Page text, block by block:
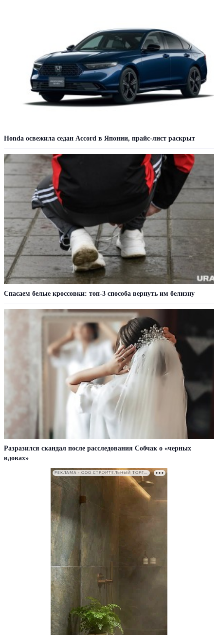
Honda освежила седан Accord в Японии, прайс-лист раскрыт
Спасаем белые кроссовки: топ-3 способа вернуть им белизну
Разразился скандал после расследования Собчак о «черных
вдовах»
РЕКЛАМА • ООО СТРОИТЕЛЬНЫЙ ТОРГОВЫЙ ДОМ «ПЕТРОВИЧ». ИНН: 7802348846